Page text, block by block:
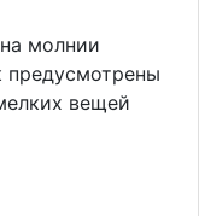
молнии
предусмотрены
вещей